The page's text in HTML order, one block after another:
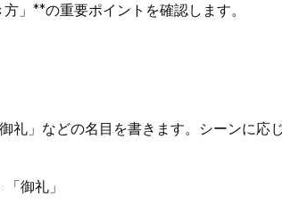
」**の重要ポイントを確認します。
礼」などの名目を書きます。シーンに応
御礼」